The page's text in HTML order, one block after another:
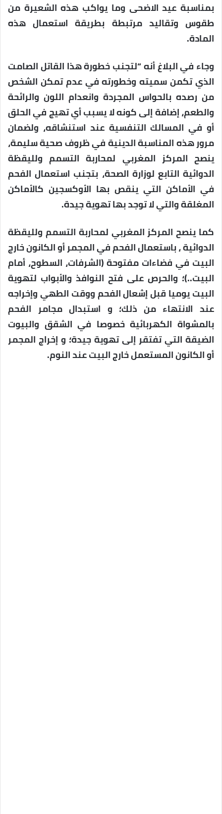
بمناسبة عيد الاضحى وما يواكب هذه الشعيرة من
طقوس وتقاليد مرتبطة بطريقة استعمال هذه
المادة.
وجاء في البلاغ أنه “لتجنب خطورة هذا القاتل الصامت
الذي تكمن سميته وخطورته في عدم تمكن الشخص
من رصده بالحواس المجردة وانعدام اللون والرائحة
والطعم، إضافة إلى كونه لا يسبب أي تهيج في الحلق
أو في المسالك التنفسية عند استنشاقه، ولضمان
مرور هذه المناسبة الدينية في ظروف صحية سليمة،
ينصح المركز المغربي لمحاربة التسمم ولليقظة
الدوائية التابع لوزارة الصحة، بتجنب استعمال الفحم
في الأماكن التي ينقص بها الأوكسجين كالأماكن
المغلقة والتي لا توجد بها تهوية جيدة.
كما ينصح المركز المغربي لمحاربة التسمم ولليقظة
الدوائية ، باستعمال الفحم في المجمر أو الكانون خارج
البيت في فضاءات مفتوحة (الشرفات، السطوح، أمام
البيت..)؛ والحرص على فتح النوافذ والأبواب لتهوية
البيت يوميا قبل إشعال الفحم ووقت الطهي وإخراجه
عند الانتهاء من ذلك؛ و استبدال مجامر الفحم
بالمشواة الكهربائية خصوصا في الشقق والبيوت
الضيقة التي تفتقر إلى تهوية جيدة؛ و إخراج المجمر
أو الكانون المستعمل خارج البيت عند النوم.